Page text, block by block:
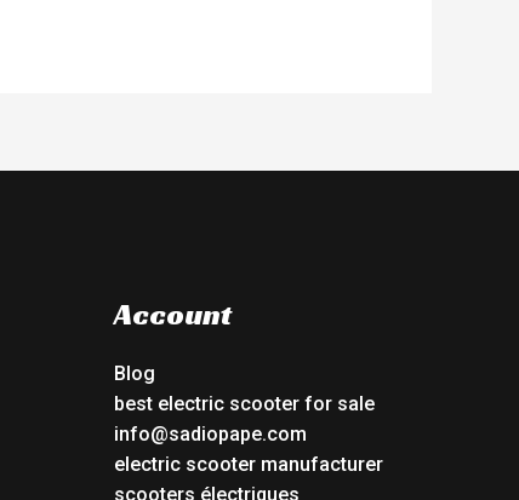
Account
Blog
best electric scooter for sale
info@sadiopape.com
electric scooter manufacturer
scooters électriques